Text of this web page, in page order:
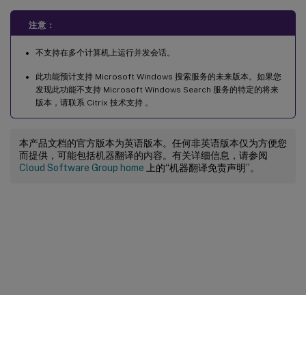
注意：
不支持在多个计算机上运行并发会话。
此功能预计支持 Microsoft Windows 搜索服务的未来版本。如果您
发现此功能不支持 Microsoft Windows Search 服务的特定的将来
版本，请联系 Citrix 技术支持 。
本产品文档的官方版本为英语版本。任何非英语版本仅为方便您
而提供，可能包括机器翻译的内容。有关详细信息，请参阅
Cloud Software Group home 上的“机器翻译免责声明”。